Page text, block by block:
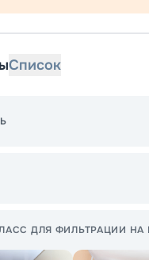
Список
ДЛЯ ФИЛЬТРАЦИИ НА